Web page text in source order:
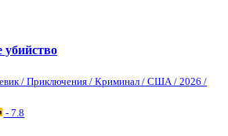
убийство
/ Приключения / Криминал / США / 2026 /
- 7.8